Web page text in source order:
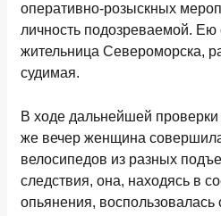
оперативно-розыскных
личность подозреваемой. Ею
жительница Североморска,
судимая.
В ходе дальнейшей проверки
же вечер женщина
велосипедов из разных
следствия, она, находясь в
опьянения,